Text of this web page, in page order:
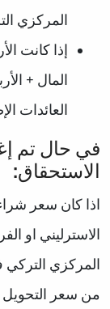
المركزي
إذا كانت
المال +
العائدات
في حال تم
الاستحقاق:
اذا كان سعر شراء
الاسترليني او
من سعر التحويل